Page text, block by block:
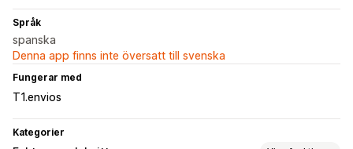
Språk
spanska
Denna app finns inte översatt till svenska
Fungerar med
T1.envios
Kategorier